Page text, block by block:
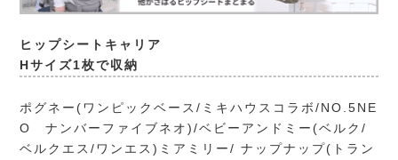
ヒップシートキャリア
Hサイズ1枚で収納
ポグネー(ワンピックベース/ミキハウスコラボ/NO.5NE
O ナンバーファイブネオ)/ベビーアンドミー(ベルク/
ベルクエス/ワンエス)ミアミリー/ ナップナップ(トラン